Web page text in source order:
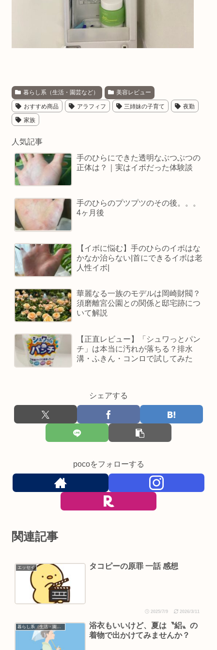
暮らし系（生活・園芸など） 美容レビュー
おすすめ商品 アラフィフ 三姉妹の子育て
夜勤
家族
人気記事
手のひらにできた透明なぶつぶつの
正体は？｜実はイボだった体験談
手のひらのプツプツのその後。。。
4ヶ月後
【イボに悩む】手のひらのイボはな
かなか治らない|首にできるイボは老
人性イボ|
華麗なる一族のモデルは岡崎財閥？
須磨離宮公園との関係と邸宅跡につ
いて解説
【正直レビュー】「シュワっとパン
チ」は本当に汚れが落ちる？排水
溝・ふきん・コンロで試してみた
シェアする
pocoをフォローする
関連記事
エッセイ タコピーの原罪 一話 感想
2025/7/9 2026/3/11
浴衣もいいけど、夏は〝絽〟の
着物で出かけてみませんか？